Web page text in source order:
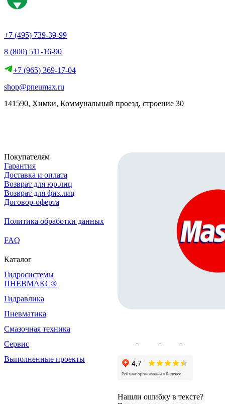
+7 (495) 739-39-99
8 (800) 511-16-90
+7 (965) 369-17-04
shop@pneumax.ru
141590, Химки, Коммунальный проезд, строение 30
Покупателям
Гарантия
Доставка и оплата
Возврат для юр.лиц
Возврат для физ.лиц
Договор-оферта
Политика обработки данных
FAQ
Каталог
Гидросистемы
ПНЕВМАКС®
Гидравлика
Пневматика
Смазочная техника
Сервис
Выполненные проекты
Нашли ошибку в тексте?